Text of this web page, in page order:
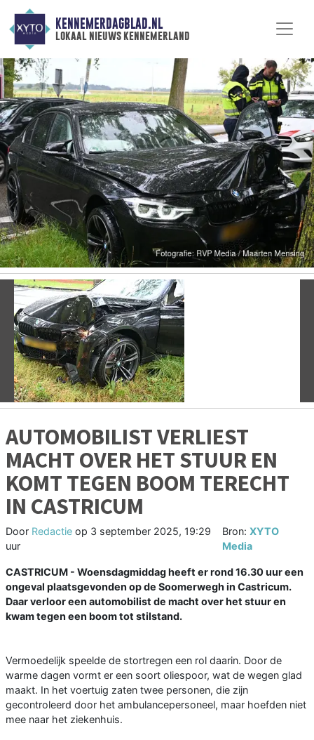
KENNEMERDAGBLAD.NL
lokaal nieuws kennemerland
Vorige
AUTOMOBILIST VERLIEST
MACHT OVER HET STUUR EN
KOMT TEGEN BOOM TERECHT
IN CASTRICUM
Door Redactie op 3 september 2025, 19:29
uur
Bron: XYTO
Media
CASTRICUM - Woensdagmiddag heeft er rond 16.30 uur een
ongeval plaatsgevonden op de Soomerwegh in Castricum.
Daar verloor een automobilist de macht over het stuur en
kwam tegen een boom tot stilstand.
Vermoedelijk speelde de stortregen een rol daarin. Door de
warme dagen vormt er een soort oliespoor, wat de wegen glad
maakt. In het voertuig zaten twee personen, die zijn
gecontroleerd door het ambulancepersoneel, maar hoefden niet
mee naar het ziekenhuis.